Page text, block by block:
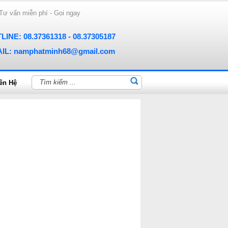
vấn miễn phí - Gọi ngay
08.37361318 - 08.37305187
namphatminh68@gmail.com
Hệ